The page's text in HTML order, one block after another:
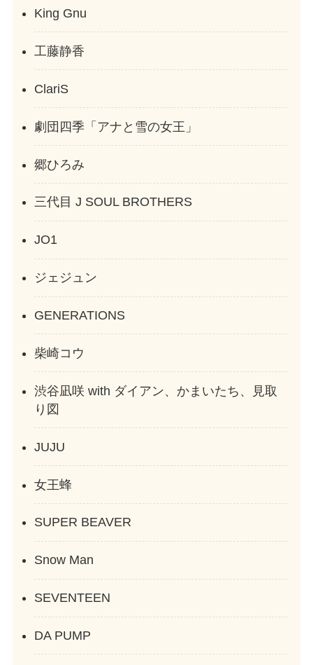
King Gnu
工藤静香
ClariS
劇団四季「アナと雪の女王」
郷ひろみ
三代目 J SOUL BROTHERS
JO1
ジェジュン
GENERATIONS
柴崎コウ
渋谷凪咲 with ダイアン、かまいたち、見取
り図
JUJU
女王蜂
SUPER BEAVER
Snow Man
SEVENTEEN
DA PUMP